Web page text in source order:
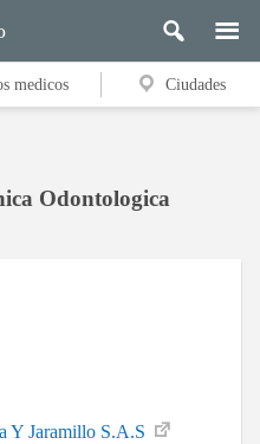
medicos Ciudades
Odontologica
Y Jaramillo S.A.S